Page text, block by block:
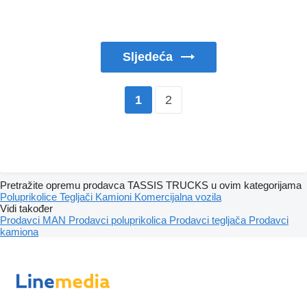
Sljedeća
1 2
Pretražite opremu prodavca TASSIS TRUCKS u ovim kategorijama
Poluprikolice Tegljači Kamioni Komercijalna vozila
Vidi također
Prodavci MAN Prodavci poluprikolica Prodavci tegljača Prodavci
kamiona